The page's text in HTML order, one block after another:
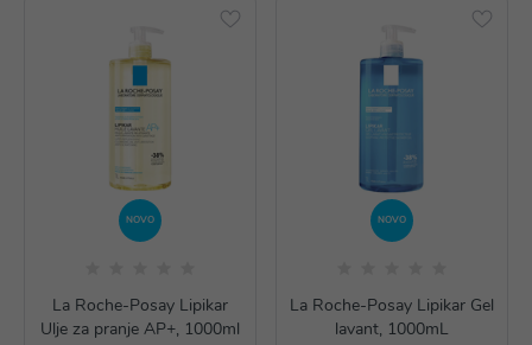
NOVO
La Roche-Posay Lipikar
Ulje za pranje AP+, 1000ml
NOVO
La Roche-Posay Lipikar Gel
lavant, 1000mL